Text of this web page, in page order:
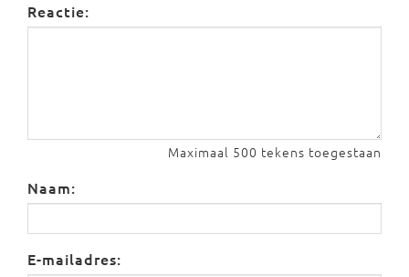
Reactie:
Maximaal 500 tekens toegestaan
Naam:
E-mailadres: